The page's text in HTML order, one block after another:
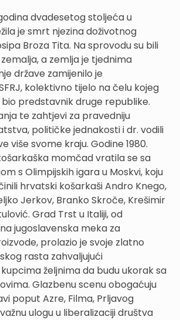
dvadesetog stoljeća u
je smrt njezina doživotnog
Broza Tita. Na sprovodu su bili
a zemlja je tjednima
države zamijenilo je
kolektivno tijelo na čelu kojeg
predstavnik druge republike.
te zahtjevi za pravedniju
političke jednakosti i dr. vodili
više svome kraju. Godine 1980.
momčad vratila se sa
s Olimpijskih igara u Moskvi, koju
hrvatski košarkaši Andro Knego,
Jerkov, Branko Skroče, Krešimir
Grad Trst u Italiji, od
jugoslavenska meka za
prolazio je svoje zlatno
rasta zahvaljujući
željnima da budu ukorak sa
Glazbenu scenu obogaćuju
poput Azre, Filma, Prljavog
ulogu u liberalizaciji društva